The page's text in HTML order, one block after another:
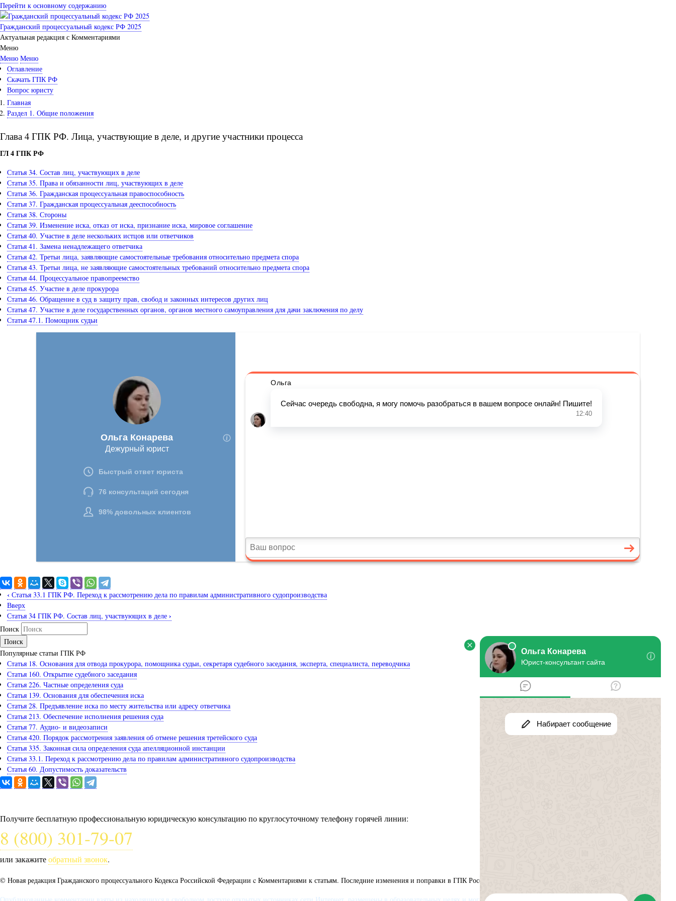
Перейти к основному содержанию
Гражданский процессуальный кодекс РФ 2025
Актуальная редакция с Комментариями
Меню
Меню Меню
Оглавление
Скачать ГПК РФ
Вопрос юристу
Главная
Раздел 1. Общие положения
Глава 4 ГПК РФ. Лица, участвующие в деле, и другие участники процесса
ГЛ 4 ГПК РФ
Статья 34. Состав лиц, участвующих в деле
Статья 35. Права и обязанности лиц, участвующих в деле
Статья 36. Гражданская процессуальная правоспособность
Статья 37. Гражданская процессуальная дееспособность
Статья 38. Стороны
Статья 39. Изменение иска, отказ от иска, признание иска, мировое соглашение
Статья 40. Участие в деле нескольких истцов или ответчиков
Статья 41. Замена ненадлежащего ответчика
Статья 42. Третьи лица, заявляющие самостоятельные требования относительно предмета спора
Статья 43. Третьи лица, не заявляющие самостоятельных требований относительно предмета спора
Статья 44. Процессуальное правопреемство
Статья 45. Участие в деле прокурора
Статья 46. Обращение в суд в защиту прав, свобод и законных интересов других лиц
Статья 47. Участие в деле государственных органов, органов местного самоуправления для дачи заключения по делу
Статья 47.1. Помощник судьи
‹ Статья 33.1 ГПК РФ. Переход к рассмотрению дела по правилам административного судопроизводства
Вверх
Статья 34 ГПК РФ. Состав лиц, участвующих в деле ›
Поиск
Популярные статьи ГПК РФ
Статья 18. Основания для отвода прокурора, помощника судьи, секретаря судебного заседания, эксперта, специалиста, переводчика
Статья 160. Открытие судебного заседания
Статья 226. Частные определения суда
Статья 139. Основания для обеспечения иска
Статья 28. Предъявление иска по месту жительства или адресу ответчика
Статья 213. Обеспечение исполнения решения суда
Статья 77. Аудио- и видеозаписи
Статья 420. Порядок рассмотрения заявления об отмене решения третейского суда
Статья 335. Законная сила определения суда апелляционной инстанции
Статья 33.1. Переход к рассмотрению дела по правилам административного судопроизводства
Статья 60. Допустимость доказательств
Получите бесплатную профессиональную юридическую консультацию по круглосуточному телефону горячей линии:
8 (800) 301-79-07
или закажитеобратный звонок.
© Новая редакция Гражданского процессуального Кодекса Российской Федерации c Комментариями к статьям. Последние изменения и поправки в ГПК России на 2025 год.
Опубликованные комментарии взяты из находящихся в свободном доступе открытых источниках сети Интернет, размещены в образовательных целях и могут быть удалены по просьбе автора.